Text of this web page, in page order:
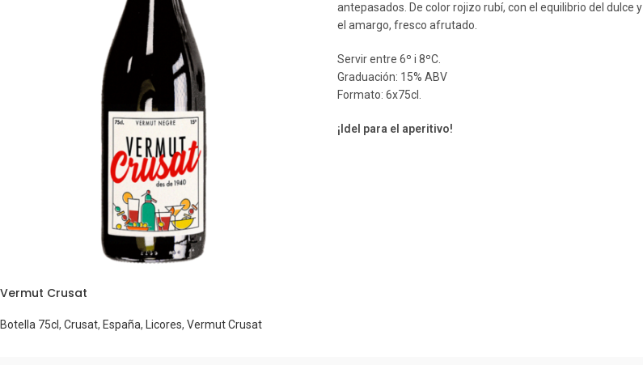
Vermut Crusat
Botella 75cl, Crusat, España, Licores, Vermut Crusat
antepasados. De color rojizo rubí, con el equilibrio del dulce y
el amargo, fresco afrutado.
Servir entre 6º i 8ºC.
Graduación: 15% ABV
Formato: 6x75cl.
¡Idel para el aperitivo!